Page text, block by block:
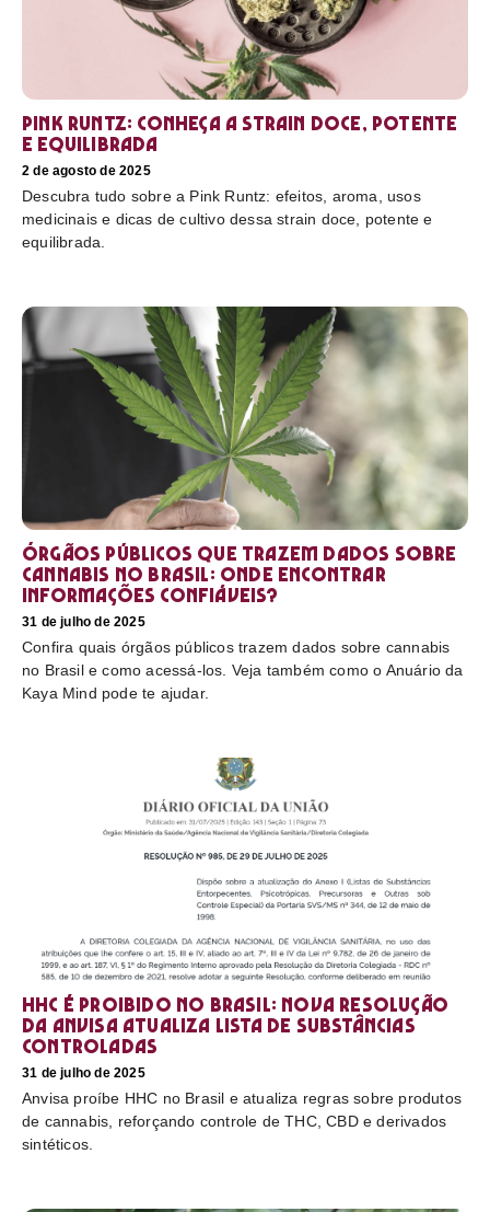
Pink Runtz: conheça a strain doce, potente
e equilibrada
2 de agosto de 2025
Descubra tudo sobre a Pink Runtz: efeitos, aroma, usos
medicinais e dicas de cultivo dessa strain doce, potente e
equilibrada.
Órgãos públicos que trazem dados sobre
cannabis no Brasil: onde encontrar
informações confiáveis?
31 de julho de 2025
Confira quais órgãos públicos trazem dados sobre cannabis
no Brasil e como acessá-los. Veja também como o Anuário da
Kaya Mind pode te ajudar.
HHC é proibido no Brasil: nova resolução
da Anvisa atualiza lista de substâncias
controladas
31 de julho de 2025
Anvisa proíbe HHC no Brasil e atualiza regras sobre produtos
de cannabis, reforçando controle de THC, CBD e derivados
sintéticos.